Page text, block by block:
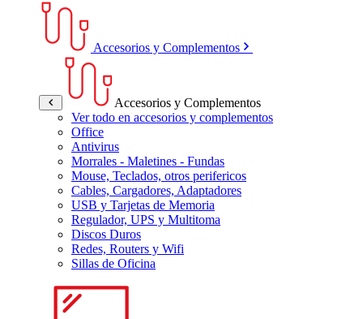
Accesorios y Complementos
Accesorios y Complementos
Ver todo en accesorios y complementos
Office
Antivirus
Morrales - Maletines - Fundas
Mouse, Teclados, otros perifericos
Cables, Cargadores, Adaptadores
USB y Tarjetas de Memoria
Regulador, UPS y Multitoma
Discos Duros
Redes, Routers y Wifi
Sillas de Oficina